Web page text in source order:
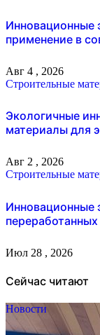
Инновационные
применение в
Авг 4 , 2026
Строительные
Экологичные
материалы для
Авг 2 , 2026
Строительные
Инновационные
Июл 28 , 2026
Сейчас читают
Новости